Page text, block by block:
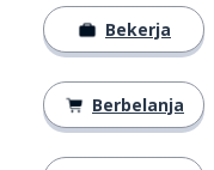
Bekerja
Berbelanja